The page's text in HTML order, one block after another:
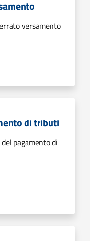
versamento
di tributi
pagamento di